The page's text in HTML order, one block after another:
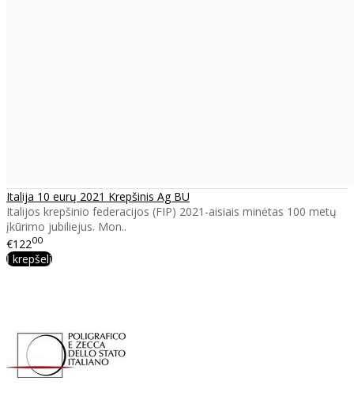
Italija 10 eurų 2021 Krepšinis Ag BU
Italijos krepšinio federacijos (FIP) 2021-aisiais minėtas 100 metų
įkūrimo jubiliejus. Mon..
€12200
Į krepšelį